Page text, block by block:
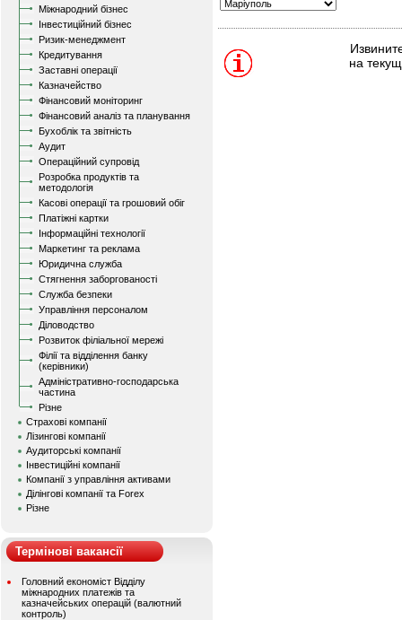
Міжнародний бізнес
Інвестиційний бізнес
Ризик-менеджмент
Кредитування
Заставні операції
Казначейство
Фінансовий моніторинг
Фінансовий аналіз та планування
Бухоблік та звітність
Аудит
Операційний супровід
Розробка продуктів та
методологія
Касові операції та грошовий обіг
Платіжні картки
Інформаційні технології
Маркетинг та реклама
Юридична служба
Стягнення заборгованості
Служба безпеки
Управління персоналом
Діловодство
Розвиток філіальної мережі
Філії та відділення банку
(керівники)
Адміністративно-господарська
частина
Різне
Страхові компанії
Лізингові компанії
Аудиторські компанії
Інвестиційні компанії
Компанії з управління активами
Ділінгові компанії та Forex
Різне
Термінові вакансії
Головний економіст Відділу
міжнародних платежів та
казначейських операцій (валютний
контроль)
на